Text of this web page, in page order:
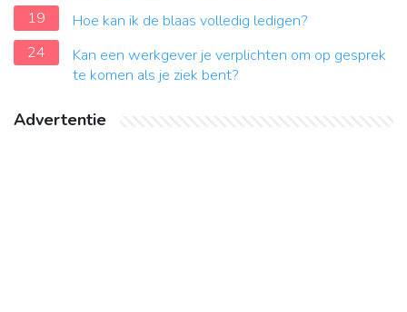
19
Hoe kan ik de blaas volledig ledigen?
24
Kan een werkgever je verplichten om op gesprek
te komen als je ziek bent?
Advertentie